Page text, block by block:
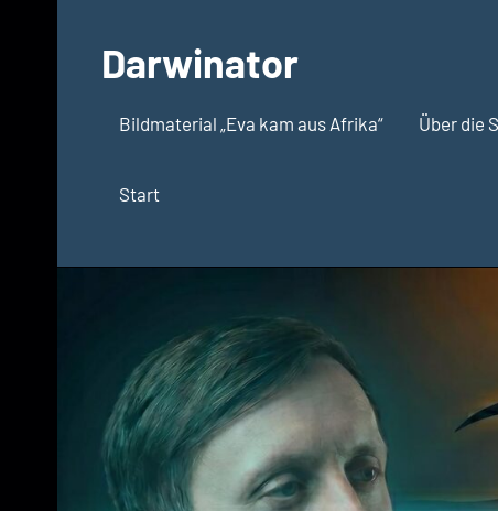
springenDarwinator
Evolutionsbiologie
Bildmaterial „Eva kam aus Afrika“ Über die
Start